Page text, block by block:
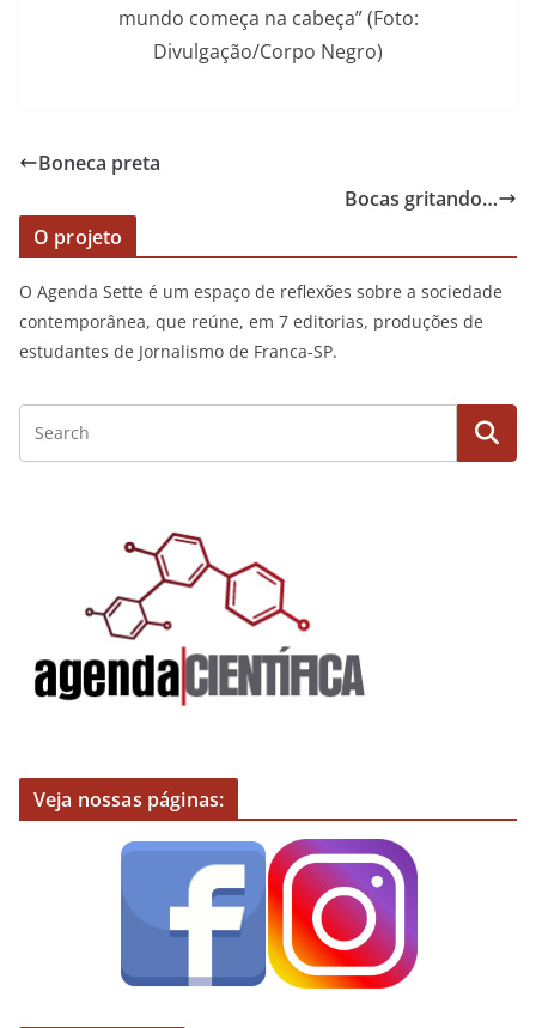
mundo começa na cabeça” (Foto:
Divulgação/Corpo Negro)
Boneca preta
Bocas gritando…
O projeto
O Agenda Sette é um espaço de reflexões sobre a sociedade
contemporânea, que reúne, em 7 editorias, produções de
estudantes de Jornalismo de Franca-SP.
Veja nossas páginas: